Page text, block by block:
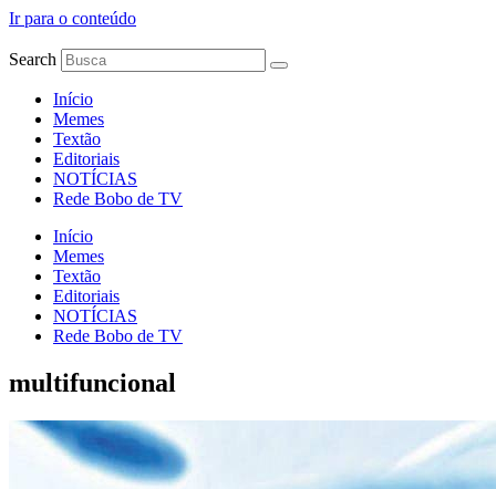
Ir para o conteúdo
Search
Início
Memes
Textão
Editoriais
NOTÍCIAS
Rede Bobo de TV
Início
Memes
Textão
Editoriais
NOTÍCIAS
Rede Bobo de TV
multifuncional